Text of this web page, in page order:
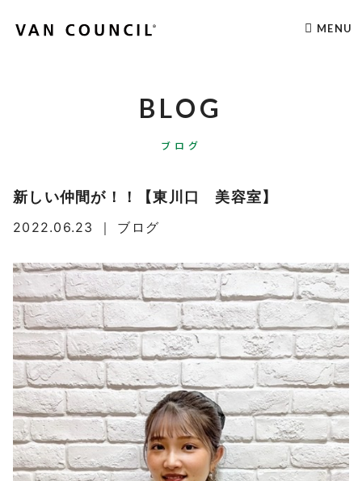
MENU
BLOG
ブログ
新しい仲間が！！【東川口 美容室】
2022.06.23 ｜ ブログ